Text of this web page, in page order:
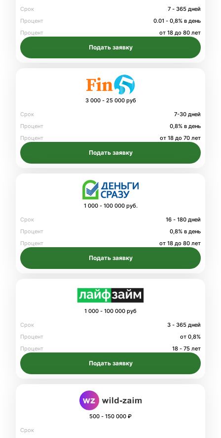
Срок
7 - 365 дней
Процент
0.01 - 0,8% в день
Процент
от 18 до 80 лет
Подать заявку
3 000 - 25 000 руб
Срок
7-30 дней
Процент
0,8% в день
Процент
от 18 до 70 лет
Подать заявку
1 000 - 100 000 руб.
Срок
16 - 180 дней
Процент
0,8% в день
Процент
от 18 до 80 лет
Подать заявку
1 000 - 100 000 руб
Срок
3 - 365 дней
Процент
от 0,8%
Процент
18 - 75 лет
Подать заявку
500 - 150 000 ₽
Срок